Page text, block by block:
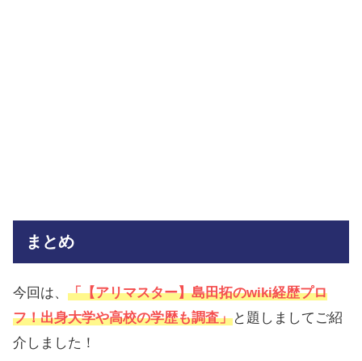
まとめ
今回は、 「【アリマスター】島田拓のwiki経歴プロ
フ！出身大学や高校の学歴も調査」と題しましてご紹
介しました！